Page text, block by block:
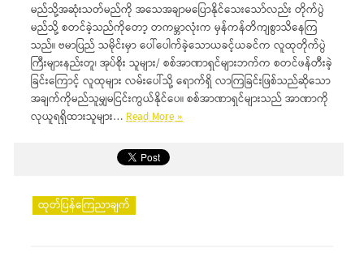
မည်သို့အဆုံးသတ်မည်ကို အသေအချာမပြောနိုင်သေးသော်လည်း တိုက်ပွဲ
မည်သို့ စတင်ခဲ့သည်ကိုတော့ တကမ္ဘာလုံးက မှန်ကန်တိကျစွာသိနေကြ
သည်။ ဗမာပြည် သမိုင်းမှာ ပေါ်ပေါက်ခဲ့သောယခင့်ယခင်က လူထုတိုက်ပွဲ
ကြီးများနည်းတူ၊ အုပ်စိုး သူများ/ စစ်အာဏာရှင်များဘက်က စတင်ဖန်တီးခဲ့
ခြင်းကြောင့် လူထုများ လမ်းပေါ်သို့ ရောက်ရှိ လာကြခြင်းဖြစ်သည်ဆိုသော
အချက်ကိုမည်သူမျှမငြင်းကွယ်နိုင်ပေ။ စစ်အာဏာရှင်များသည် အာဏာကို
လုယူရရှိထားသူများ…Read More »
ထုတ်ပြန်ကြေညာချက်